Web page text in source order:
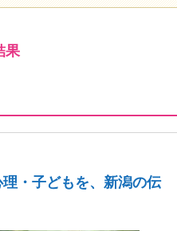
果
・子どもを、新潟の伝